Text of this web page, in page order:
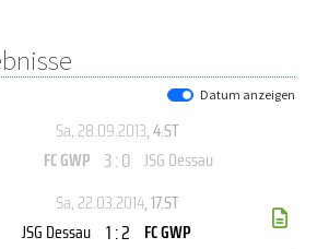
Datum anzeigen
Sa, 28.09.2013, 4.ST
FC GWP 3 : 0 JSG Dessau
Sa, 22.03.2014, 17.ST
JSG Dessau 1 : 2 FC GWP